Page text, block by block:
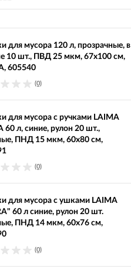
для мусора 120 л, прозрачные, в
10 шт., ПВД 25 мкм, 67х100 см,
605540
(0)
для мусора с ручками LAIMA
60 л, синие, рулон 20 шт.,
ПНД 15 мкм, 60х80 см,
(0)
для мусора с ушками LAIMA
60 л синие, рулон 20 шт.
ПНД 14 мкм, 60х76 см,
(0)